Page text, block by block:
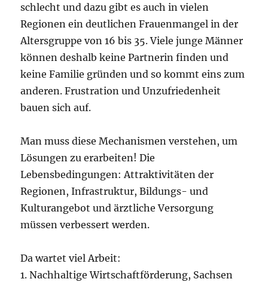
schlecht und dazu gibt es auch in vielen
Regionen ein deutlichen Frauenmangel in der
Altersgruppe von 16 bis 35. Viele junge Männer
können deshalb keine Partnerin finden und
keine Familie gründen und so kommt eins zum
anderen. Frustration und Unzufriedenheit
bauen sich auf.
Man muss diese Mechanismen verstehen, um
Lösungen zu erarbeiten! Die
Lebensbedingungen: Attraktivitäten der
Regionen, Infrastruktur, Bildungs- und
Kulturangebot und ärztliche Versorgung
müssen verbessert werden.
Da wartet viel Arbeit:
1. Nachhaltige Wirtschaftförderung, Sachsen